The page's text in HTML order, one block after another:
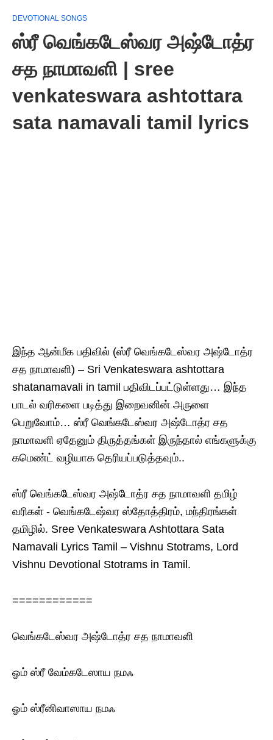
DEVOTIONAL SONGS
ஸ்ரீ வெங்கடேஸ்வர‌ அஷ்டோத்ர‌
சத‌ நாமாவளி | sree
venkateswara ashtottara
sata namavali tamil lyrics
இந்த ஆன்மீக பதிவில் (ஸ்ரீ வெங்கடேஸ்வர‌ அஷ்டோத்ர‌
சத‌ நாமாவளி) – Sri Venkateswara ashtottara
shatanamavali in tamil பதிவிடப்பட்டுள்ளது… இந்த
பாடல் வரிகளை படித்து இறைவனின் அருளை
பெறுவோம்… ஸ்ரீ வெங்கடேஸ்வர‌ அஷ்டோத்ர‌ சத‌
நாமாவளி ஏதேனும் திருத்தங்கள் இருந்தால் எங்களுக்கு
கமெண்ட் வழியாக தெரியப்படுத்தவும்..
ஸ்ரீ வெங்கடேஸ்வர‌ அஷ்டோத்ர‌ சத‌ நாமாவளி தமிழ்
வரிகள் ‍- வெங்கடேஷ்வர‌ ஸ்தோத்திரம், மந்திரங்கள்
தமிழில். Sree Venkateswara Ashtottara Sata
Namavali Lyrics Tamil – Vishnu Stotrams, Lord
Vishnu Devotional Stotrams in Tamil.
============
வெங்கடேஸ்வர‌ அஷ்டோத்ர‌ சத‌ நாமாவளி
ஓம் ஸ்ரீ வேம்கடேஸாய ந‌மஃ
ஓம் ஸ்ரீனிவாஸாய ந‌மஃ